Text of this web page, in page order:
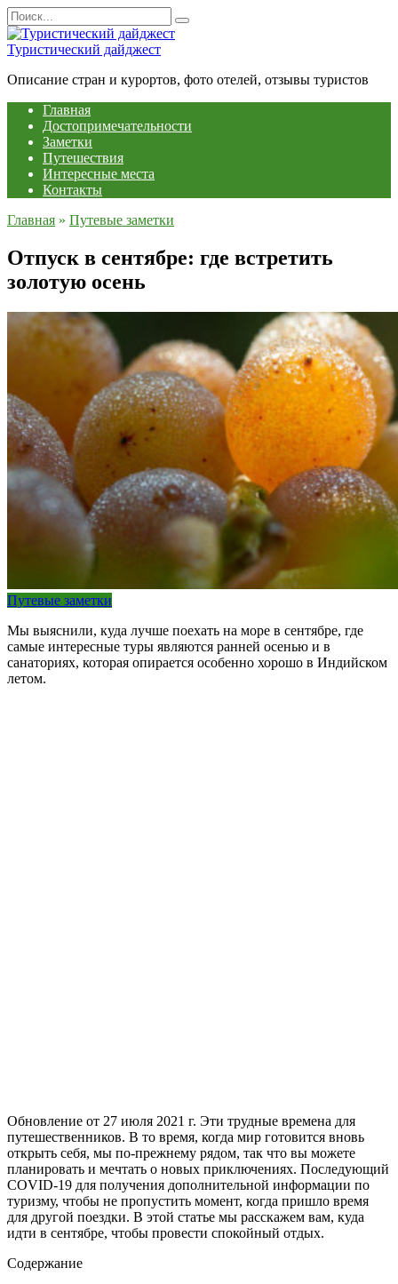
Перейти
к
содержанию
Search
for:
Туристический дайджест
Описание стран и курортов, фото отелей, отзывы туристов
Главная
Достопримечательности
Заметки
Путешествия
Интересные места
Контакты
Главная » Путевые заметки
Отпуск в сентябре: где встретить
золотую осень
Путевые заметки
Мы выяснили, куда лучше поехать на море в сентябре, где
самые интересные туры являются ранней осенью и в
санаториях, которая опирается особенно хорошо в Индийском
летом.
Обновление от 27 июля 2021 г. Эти трудные времена для
путешественников. В то время, когда мир готовится вновь
открыть себя, мы по-прежнему рядом, так что вы можете
планировать и мечтать о новых приключениях. Последующий
COVID-19 для получения дополнительной информации по
туризму, чтобы не пропустить момент, когда пришло время
для другой поездки. В этой статье мы расскажем вам, куда
идти в сентябре, чтобы провести спокойный отдых.
Содержание